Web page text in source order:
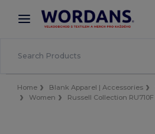
× Aplikace Wordans
Lepší ceny v aplikaci!
Home Blank Apparel | Accessories
Women
Russell Collection RU710F